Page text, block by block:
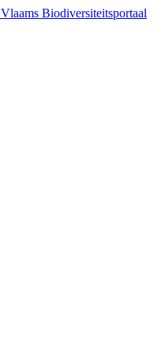
Vlaams Biodiversiteitsportaal